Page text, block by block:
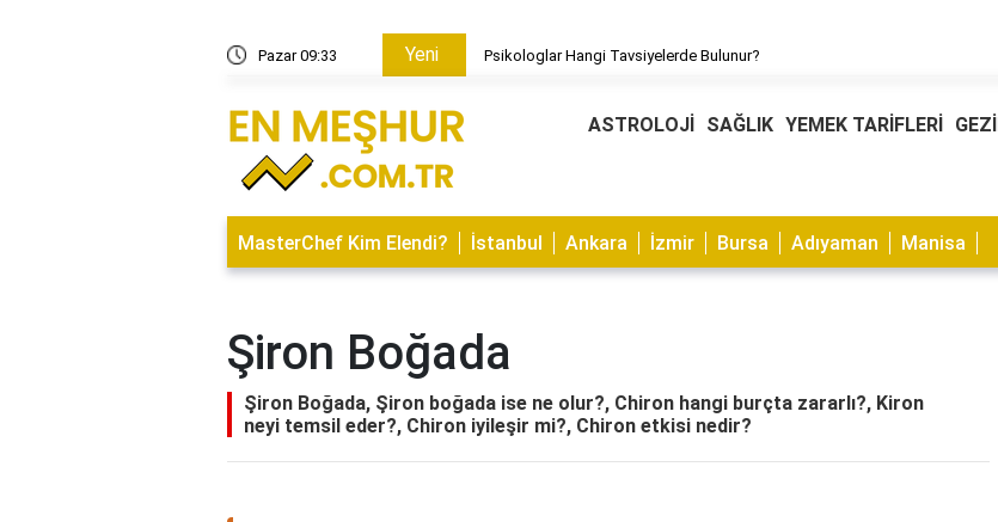
Pazar 09:33 Yeni
göre taban puanlarını nasıl öğrenebilirim? Psikologlar Hangi Tavsiyelerde Bulunur?
ASTROLOJİ SAĞLIK YEMEK TARİFLERİ
MasterChef Kim Elendi? İstanbul Ankara İzmir Bursa Adıyaman Manisa
Şiron Boğada
Şiron Boğada, Şiron boğada ise ne olur?, Chiron hangi burçta zararlı?, Kiron
neyi temsil eder?, Chiron iyileşir mi?, Chiron etkisi nedir?